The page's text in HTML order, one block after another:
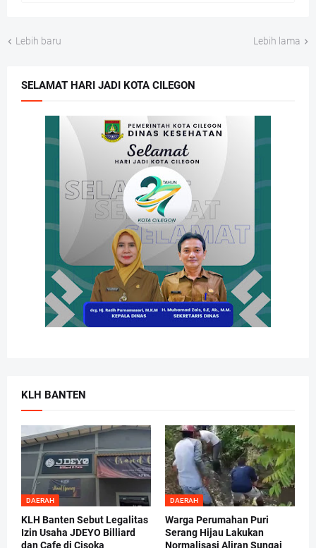
Lebih baru Lebih lama
SELAMAT HARI JADI KOTA CILEGON
KLH BANTEN
DAERAH
KLH Banten Sebut Legalitas
Izin Usaha JDEYO Billiard
dan Cafe di Cisoka
DAERAH
Warga Perumahan Puri
Serang Hijau Lakukan
Normalisasi Aliran Sungai